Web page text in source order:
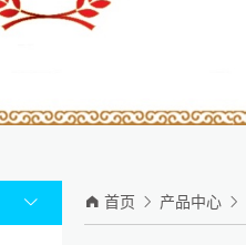
  首页  产品中心 